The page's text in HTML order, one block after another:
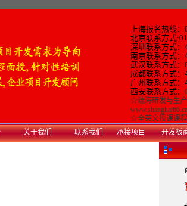
上海报名热线
北京联系方式
深圳联系方式：
南京联系方式：
武汉联系方式：
成都联系方式：
广州联系方式：
西安联系方式：
☆端海研发与生产
☆全英文授课课程
关于我们 联系我们 承接项目 开发板